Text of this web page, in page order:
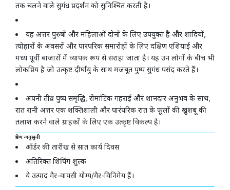
तक चलने वाले सुगंध प्रदर्शन को सुनिश्चित करती है।
यह अत्तर पुरुषों और महिलाओं दोनों के लिए उपयुक्त है और शादियों,
त्योहारों के अवसरों और पारंपरिक समारोहों के लिए दक्षिण एशियाई और
मध्य पूर्वी बाजारों में व्यापक रूप से सराहा जाता है। यह उन लोगों के बीच भी
लोकप्रिय है जो उत्कृष्ट दीर्घायु के साथ मजबूत पुष्प सुगंध पसंद करते हैं।
अपनी तीव्र पुष्प समृद्धि, रोमांटिक गहराई और शानदार अनुभव के साथ,
रात रानी अत्तर एक शक्तिशाली और पारंपरिक रात के फूलों की खुशबू की
तलाश करने वाले ग्राहकों के लिए एक उत्कृष्ट विकल्प है।
प्रेषण अनुसूची
ऑर्डर की तारीख से सात कार्य दिवस
अतिरिक्त शिपिंग शुल्क
ये उत्पाद गैर-वापसी योग्य/गैर-विनिमेय हैं।